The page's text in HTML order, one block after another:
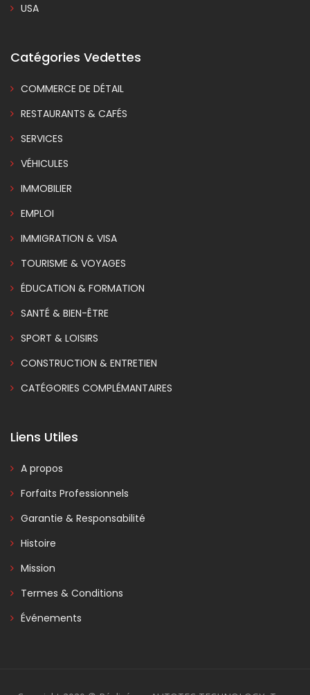
USA
Catégories Vedettes
COMMERCE DE DÉTAIL
RESTAURANTS & CAFÉS
SERVICES
VÉHICULES
IMMOBILIER
EMPLOI
IMMIGRATION & VISA
TOURISME & VOYAGES
ÉDUCATION & FORMATION
SANTÉ & BIEN-ÊTRE
SPORT & LOISIRS
CONSTRUCTION & ENTRETIEN
CATÉGORIES COMPLÉMANTAIRES
Liens Utiles
A propos
Forfaits Professionnels
Garantie & Responsabilité
Histoire
Mission
Termes & Conditions
Événements